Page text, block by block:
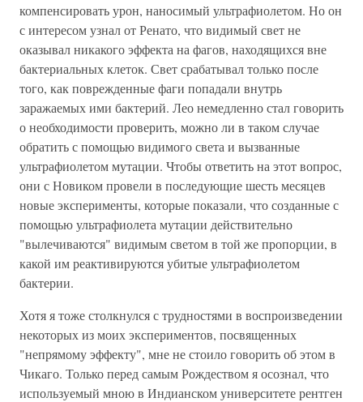
компенсировать урон, наносимый ультрафиолетом. Но он
с интересом узнал от Ренато, что видимый свет не
оказывал никакого эффекта на фагов, находящихся вне
бактериальных клеток. Свет срабатывал только после
того, как поврежденные фаги попадали внутрь
заражаемых ими бактерий. Лео немедленно стал говорить
о необходимости проверить, можно ли в таком случае
обратить с помощью видимого света и вызванные
ультрафиолетом мутации. Чтобы ответить на этот вопрос,
они с Новиком провели в последующие шесть месяцев
новые эксперименты, которые показали, что созданные с
помощью ультрафиолета мутации действительно
"вылечиваются" видимым светом в той же пропорции, в
какой им реактивируются убитые ультрафиолетом
бактерии.
Хотя я тоже столкнулся с трудностями в воспроизведении
некоторых из моих экспериментов, посвященных
"непрямому эффекту", мне не стоило говорить об этом в
Чикаго. Только перед самым Рождеством я осознал, что
используемый мною в Индианском университете рентген